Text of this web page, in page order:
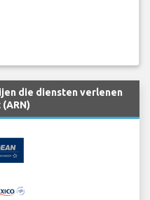
die diensten verlenen